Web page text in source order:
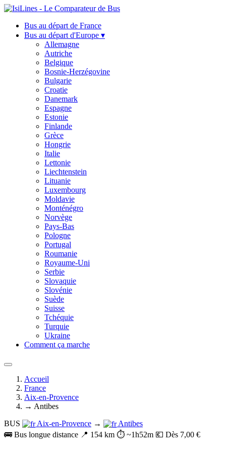
Bus au départ de France
Bus au départ d'Europe ▾
Allemagne
Autriche
Belgique
Bosnie-Herzégovine
Bulgarie
Croatie
Danemark
Espagne
Estonie
Finlande
Grèce
Hongrie
Italie
Lettonie
Liechtenstein
Lituanie
Luxembourg
Moldavie
Monténégro
Norvège
Pays-Bas
Pologne
Portugal
Roumanie
Royaume-Uni
Serbie
Slovaquie
Slovénie
Suède
Suisse
Tchéquie
Turquie
Ukraine
Comment ça marche
Accueil
France
Aix-en-Provence
→ Antibes
BUS
Aix-en-Provence →
Antibes
🚌 Bus longue distance 📍 154 km ⏱️ ~1h52m 💶 Dès 7,00 €